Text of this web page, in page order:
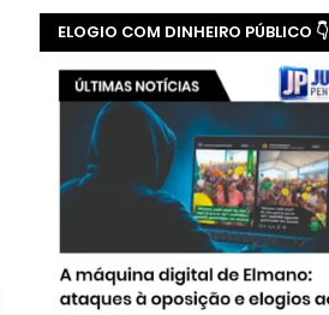
ELOGIO COM DINHEIRO PÚBLICO 👇